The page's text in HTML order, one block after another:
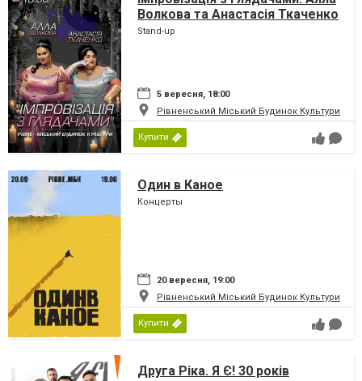
Волкова та Анастасія Ткаченко
Stand-up
5 вересня, 18:00
Рівненський Міський Будинок Культури
Купити
Один в Каное
Концерты
20 вересня, 19:00
Рівненський Міський Будинок Культури
Купити
Друга Ріка. Я Є! 30 років